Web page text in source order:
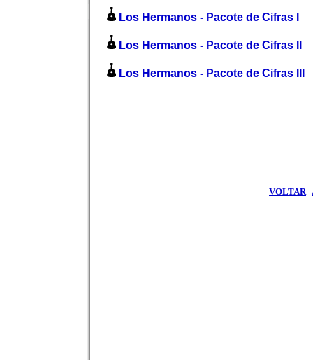
Los Hermanos - Pacote de Cifras I
Los Hermanos - Pacote de Cifras II
Los Hermanos - Pacote de Cifras III
VOLTAR|